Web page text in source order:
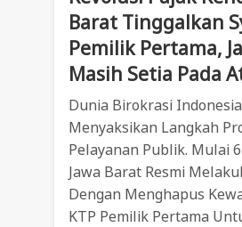
Barat Tinggalkan
Pemilik Pertama,
Masih Setia Pada
Dunia Birokrasi
Menyaksikan Langkah
Pelayanan Publik. Mulai
Jawa Barat Resmi
Dengan Menghapus
KTP Pemilik Pertama